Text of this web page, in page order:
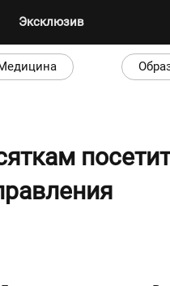
Эксклюзив